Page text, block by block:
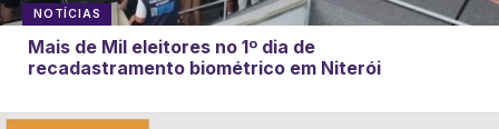
NOTÍCIAS
Mais de Mil eleitores no 1º dia de
recadastramento biométrico em Niterói